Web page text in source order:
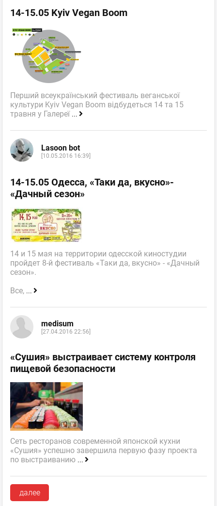
14-15.05 Kyiv Vegan Boom
Перший всеукраїнський фестиваль веганської
культури Kyiv Vegan Boom відбудеться 14 та 15
травня у Галереї ...
Lasoon bot
[10.05.2016 16:39]
14-15.05 Одесса, «Таки да, вкусно»-
«Дачный сезон»
14 и 15 мая на территории одесской киностудии
пройдет 8-й фестиваль «Таки да, вкусно» - «Дачный
сезон».
Все, ...
medisum
[27.04.2016 22:56]
«Сушия» выстраивает систему контроля
пищевой безопасности
Сеть ресторанов современной японской кухни
«Сушия» успешно завершила первую фазу проекта
по выстраиванию ...
далее